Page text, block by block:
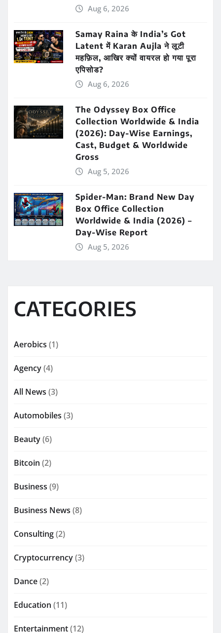
Aug 6, 2026
Samay Raina के India’s Got
Latent में Karan Aujla ने लूटी
महफ़िल, आखिर क्यों वायरल हो गया पूरा
एपिसोड?
Aug 6, 2026
The Odyssey Box Office
Collection Worldwide & India
(2026): Day-Wise Earnings,
Cast, Budget & Worldwide
Gross
Aug 5, 2026
Spider-Man: Brand New Day
Box Office Collection
Worldwide & India (2026) –
Day-Wise Report
Aug 5, 2026
CATEGORIES
Aerobics (1)
Agency(4)
All News (3)
Automobiles (3)
Beauty(6)
Bitcoin (2)
Business (9)
Business News (8)
Consulting(2)
Cryptocurrency(3)
Dance(2)
Education (11)
Entertainment(12)